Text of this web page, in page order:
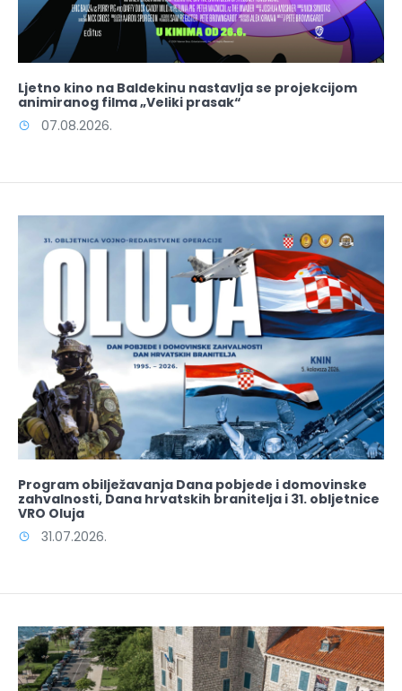
Ljetno kino na Baldekinu nastavlja se projekcijom
animiranog filma „Veliki prasak“
07.08.2026.
Program obilježavanja Dana pobjede i domovinske
zahvalnosti, Dana hrvatskih branitelja i 31. obljetnice
VRO Oluja
31.07.2026.